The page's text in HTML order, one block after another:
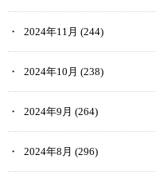
2024年11月 (244)
2024年10月 (238)
2024年9月 (264)
2024年8月 (296)